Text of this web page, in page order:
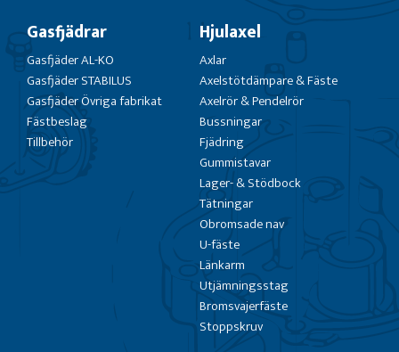
Gasfjädrar
Gasfjäder AL-KO
Gasfjäder STABILUS
Gasfjäder Övriga fabrikat
Fästbeslag
Tillbehör
Hjulaxel
Axlar
Axelstötdämpare & Fäste
Axelrör & Pendelrör
Bussningar
Fjädring
Gummistavar
Lager- & Stödbock
Tätningar
Obromsade nav
U-fäste
Länkarm
Utjämningsstag
Bromsvajerfäste
Stoppskruv